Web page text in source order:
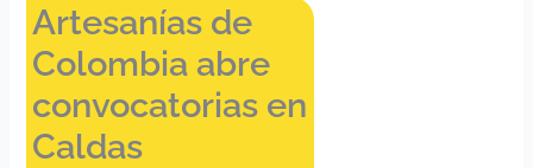
Artesanías de
Colombia abre
convocatorias en
Caldas